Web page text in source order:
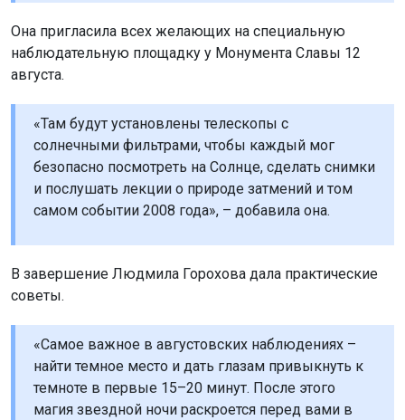
Она пригласила всех желающих на специальную
наблюдательную площадку у Монумента Славы 12
августа.
«Там будут установлены телескопы с
солнечными фильтрами, чтобы каждый мог
безопасно посмотреть на Солнце, сделать снимки
и послушать лекции о природе затмений и том
самом событии 2008 года», – добавила она.
В завершение Людмила Горохова дала практические
советы.
«Самое важное в августовских наблюдениях –
найти темное место и дать глазам привыкнуть к
темноте в первые 15–20 минут. После этого
магия звездной ночи раскроется перед вами в